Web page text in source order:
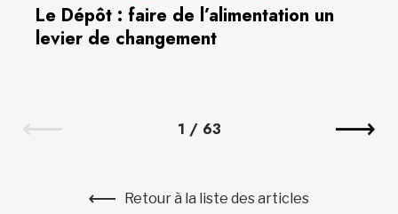
Le Dépôt : faire de l’alimentation un
levier de changement
1 / 63
Retour à la liste des articles